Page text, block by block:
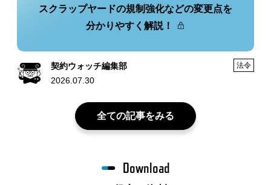
スクラップヤードの規制強化などの変更点を
分かりやすく解説！
契約ウォッチ編集部
2026.07.30
法令
全ての記事をみる
Download